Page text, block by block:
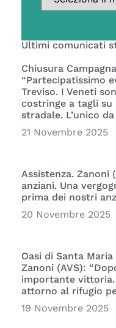
Ultimi comunicati
Chiusura
“Partecipatissimo
Treviso. I Veneti
costringe a tagli su
stradale. L’unico
21 Novembre 2025
Assistenza. Zanoni
anziani. Una
prima dei nostri
20 Novembre 2025
Oasi di Santa
Zanoni (AVS):
importante
attorno al rifugio
19 Novembre 2025